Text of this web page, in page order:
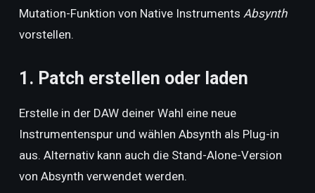
Mutation-Funktion von Native Instruments Absynth
vorstellen.
1. Patch erstellen oder laden
Erstelle in der DAW deiner Wahl eine neue
Instrumentenspur und wählen Absynth als Plug-in
aus. Alternativ kann auch die Stand-Alone-Version
von Absynth verwendet werden.